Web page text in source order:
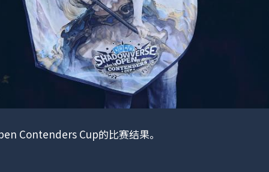
Contenders Cup的比赛结果。